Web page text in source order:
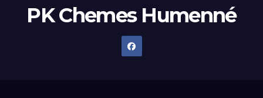
PK Chemes Humenné